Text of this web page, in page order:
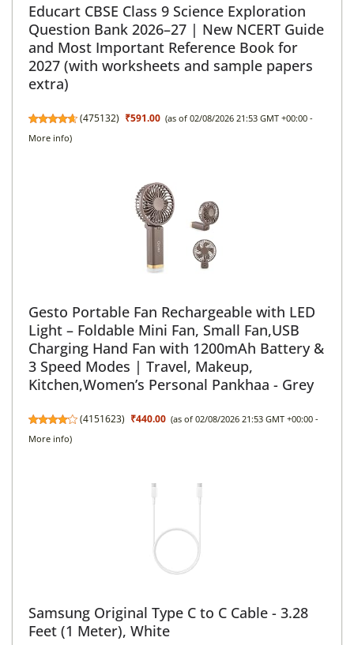
Educart CBSE Class 9 Science Exploration
Question Bank 2026–27 | New NCERT Guide
and Most Important Reference Book for
2027 (with worksheets and sample papers
extra)
(475132) ₹591.00 (as of 02/08/2026 21:53 GMT +00:00 -
More info)
Gesto Portable Fan Rechargeable with LED
Light – Foldable Mini Fan, Small Fan,USB
Charging Hand Fan with 1200mAh Battery &
3 Speed Modes | Travel, Makeup,
Kitchen,Women’s Personal Pankhaa - Grey
(4151623) ₹440.00 (as of 02/08/2026 21:53 GMT +00:00 -
More info)
Samsung Original Type C to C Cable - 3.28
Feet (1 Meter), White